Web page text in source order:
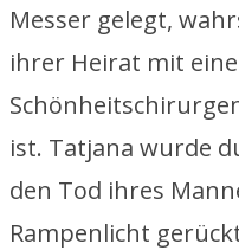
Messer gelegt,
ihrer Heirat mit
ist. Tatjana wurde
den Tod ihres
Rampenlicht